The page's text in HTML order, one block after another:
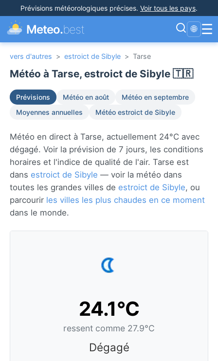
Prévisions météorologiques précises. Voir tous les pays.
Meteo.best 🌐 ☰
vers d'autres > estroict de Sibyle > Tarse
Météo à Tarse, estroict de Sibyle 🇹🇷
Prévisions Météo en août
Météo en septembre
Moyennes annuelles
Météo estroict de Sibyle
Météo en direct à Tarse, actuellement 24°C avec
dégagé. Voir la prévision de 7 jours, les conditions
horaires et l'indice de qualité de l'air. Tarse est
dans estroict de Sibyle — voir la météo dans
toutes les grandes villes de estroict de Sibyle, ou
parcourir les villes les plus chaudes en ce moment
dans le monde.
24.1°C
ressent comme 27.9°C
Dégagé